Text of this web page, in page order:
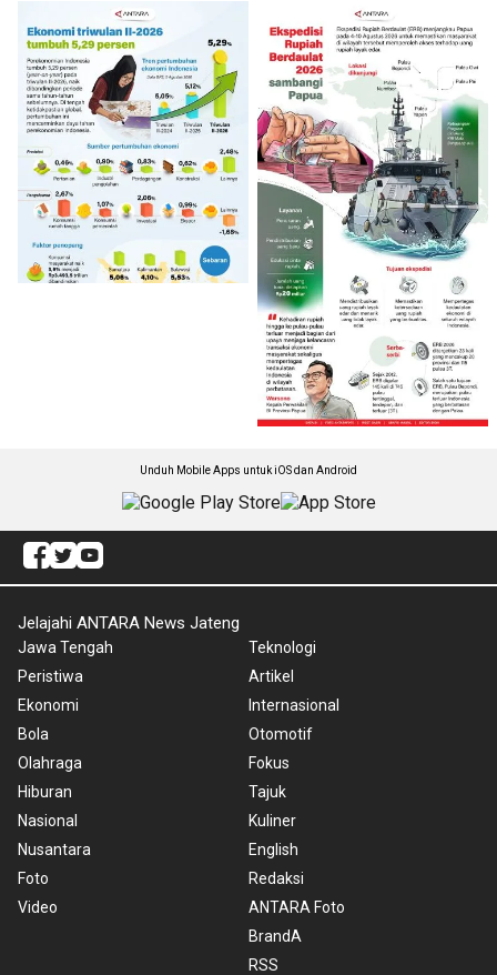
Unduh Mobile Apps untuk iOS dan Android
Jelajahi ANTARA News Jateng
Jawa Tengah
Peristiwa
Ekonomi
Bola
Olahraga
Hiburan
Nasional
Nusantara
Foto
Video
Teknologi
Artikel
Internasional
Otomotif
Fokus
Tajuk
Kuliner
English
Redaksi
ANTARA Foto
BrandA
RSS